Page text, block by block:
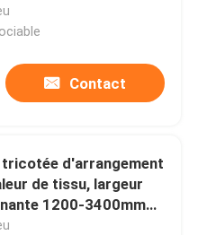
Contact
tricotée d'arrangement
de tissu, largeur
1200-3400mm
de finissage de